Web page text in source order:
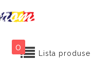
0
Lista produse